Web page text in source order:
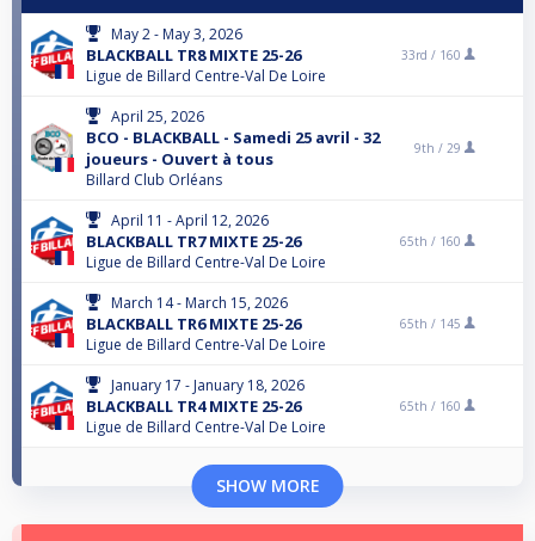
May 2 - May 3, 2026
BLACKBALL TR8 MIXTE 25-26
Ligue de Billard Centre-Val De Loire
33rd / 160
April 25, 2026
BCO - BLACKBALL - Samedi 25 avril - 32
joueurs - Ouvert à tous
Billard Club Orléans
9th / 29
April 11 - April 12, 2026
BLACKBALL TR7 MIXTE 25-26
Ligue de Billard Centre-Val De Loire
65th / 160
March 14 - March 15, 2026
BLACKBALL TR6 MIXTE 25-26
Ligue de Billard Centre-Val De Loire
65th / 145
January 17 - January 18, 2026
BLACKBALL TR4 MIXTE 25-26
Ligue de Billard Centre-Val De Loire
65th / 160
SHOW MORE